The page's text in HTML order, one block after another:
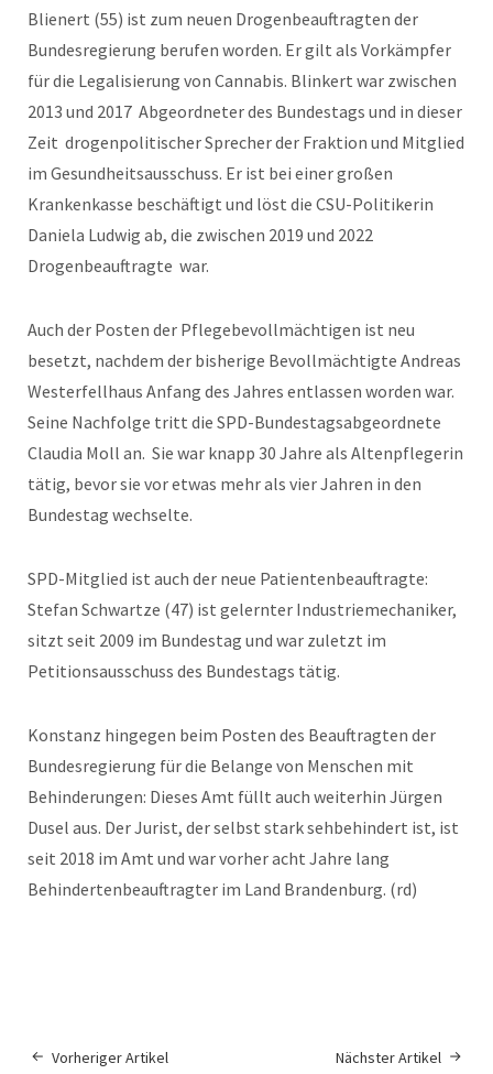
Blienert (55) ist zum neuen Drogenbeauftragten der
Bundesregierung berufen worden. Er gilt als Vorkämpfer
für die Legalisierung von Cannabis. Blinkert war zwischen
2013 und 2017 Abgeordneter des Bundestags und in dieser
Zeit drogenpolitischer Sprecher der Fraktion und Mitglied
im Gesundheitsausschuss. Er ist bei einer großen
Krankenkasse beschäftigt und löst die CSU-Politikerin
Daniela Ludwig ab, die zwischen 2019 und 2022
Drogenbeauftragte war.
Auch der Posten der Pflegebevollmächtigen ist neu
besetzt, nachdem der bisherige Bevollmächtigte Andreas
Westerfellhaus Anfang des Jahres entlassen worden war.
Seine Nachfolge tritt die SPD-Bundestagsabgeordnete
Claudia Moll an. Sie war knapp 30 Jahre als Altenpflegerin
tätig, bevor sie vor etwas mehr als vier Jahren in den
Bundestag wechselte.
SPD-Mitglied ist auch der neue Patientenbeauftragte:
Stefan Schwartze (47) ist gelernter Industriemechaniker,
sitzt seit 2009 im Bundestag und war zuletzt im
Petitionsausschuss des Bundestags tätig.
Konstanz hingegen beim Posten des Beauftragten der
Bundesregierung für die Belange von Menschen mit
Behinderungen: Dieses Amt füllt auch weiterhin Jürgen
Dusel aus. Der Jurist, der selbst stark sehbehindert ist, ist
seit 2018 im Amt und war vorher acht Jahre lang
Behindertenbeauftragter im Land Brandenburg. (rd)
Vorheriger Artikel Nächster Artikel